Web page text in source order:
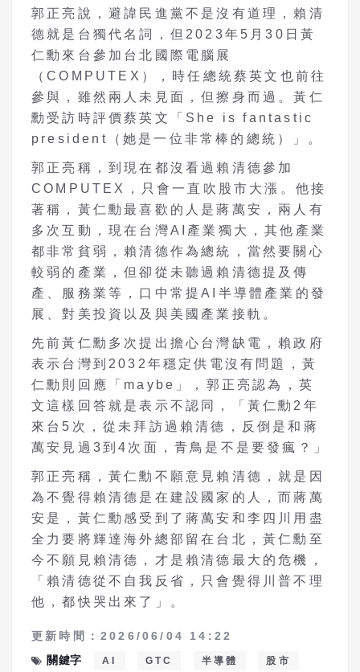
郭正亮說，避諱民進黨不是沒有道理，賴清
德就是台獨代名詞，但2023年5月30日黃
仁勳來台參加台北國際電腦展
（COMPUTEX），時任總統蔡英文也前往
參與，雖然兩人未見面，但擦身而過。黃仁
勳受訪時評價蔡英文「She is fantastic
president（她是一位非常棒的總統）」。
郭正亮稱，到現在都沒看過賴清德參加
COMPUTEX，只會一直吹股市大漲。他接
著稱，黃仁勳最喜歡的人是蔣萬安，兩人有
多次互動，現在台灣AI產業獨大，其他產業
都非常貧弱，賴清德作為總統，當然要關心
較弱的產業，但卻從未聽過賴清德提及傳
產、服務業等，口中常提AI半導體產業的發
展、對美投資以及與美國產業接軌。
先前黃仁勳多次提出擔心台灣缺電，賴政府
表示台灣到2032年穩定供電沒有問題，黃
仁勳則回應「maybe」，郭正亮認為，英
文這樣回答就是表示不認同，「黃仁勳2年
來台5次，從未拜訪過賴清德，反倒是和蔣
萬安見過3到4次面，青鳥是不是要發瘋？」
郭正亮稱，黃仁勳不願意見賴清德，就是因
為不覺得賴清德是在建設國家的人，而蔣萬
安是，黃仁勳感受到了蔣萬安和李四川用盡
全力要將輝達海外總部留在台北，黃仁勳至
今不願見賴清德，才是賴清德最大的危機，
「賴清德從不自我反省，只會覺得川普不理
他，都快哭出來了」。
更新時間：2026/06/04 14:22
關鍵字
AI GTC 半導體 股市